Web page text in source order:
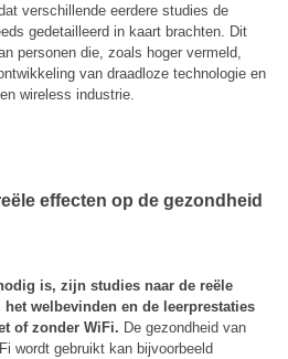
verschillende eerdere studies de
gedetailleerd in kaart brachten. Dit
personen die, zoals hoger vermeld,
van draadloze technologie en
wireless industrie.
effecten op de gezondheid
is, zijn studies naar de reële
welbevinden en de leerprestaties
of zonder WiFi. De gezondheid van
wordt gebruikt kan bijvoorbeeld